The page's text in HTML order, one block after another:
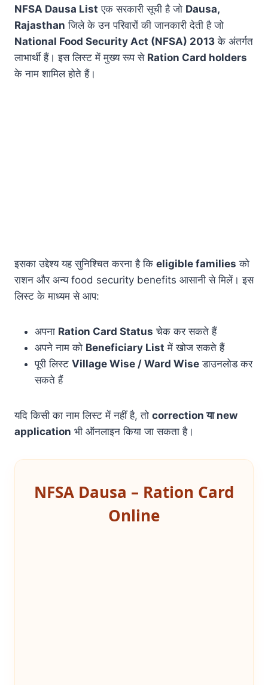
NFSA Dausa List एक सरकारी सूची है जो Dausa,
Rajasthan जिले के उन परिवारों की जानकारी देती है जो
National Food Security Act (NFSA) 2013 के अंतर्गत
लाभार्थी हैं। इस लिस्ट में मुख्य रूप से Ration Card holders
के नाम शामिल होते हैं।
इसका उद्देश्य यह सुनिश्चित करना है कि eligible families को
राशन और अन्य food security benefits आसानी से मिलें। इस
लिस्ट के माध्यम से आप:
अपना Ration Card Status चेक कर सकते हैं
अपने नाम को Beneficiary List में खोज सकते हैं
पूरी लिस्ट Village Wise / Ward Wise डाउनलोड कर
सकते हैं
यदि किसी का नाम लिस्ट में नहीं है, तो correction या new
application भी ऑनलाइन किया जा सकता है।
NFSA Dausa – Ration Card
Online